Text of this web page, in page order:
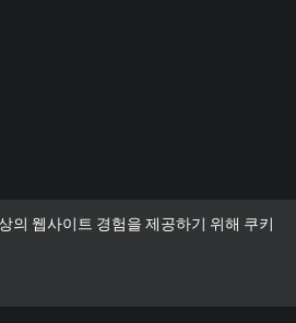
의 웹사이트 경험을 제공하기 위해 쿠키